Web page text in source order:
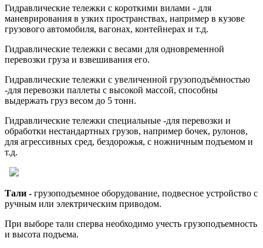
Гидравлические тележки с короткими вилами - для
маневрирования в узких пространствах, например в кузове
грузового автомобиля, вагонах, контейнерах и т.д.
Гидравлические тележки с весами для одновременной
перевозки груза и взвешивания его.
Гидравлические тележки с увеличенной грузоподъёмностью
-для перевозки паллеты с высокой массой, способны
выдержать груз весом до 5 тонн.
Гидравлические тележки специальные -для перевозки и
обработки нестандартных грузов, например бочек, рулонов,
для агрессивных сред, бездорожья, с ножничным подъемом и
т.д.
Тали - грузоподъемное оборудование, подвесное устройство с
ручным или электрическим приводом.
При выборе тали сперва необходимо учесть грузоподъемность
и высота подъема.